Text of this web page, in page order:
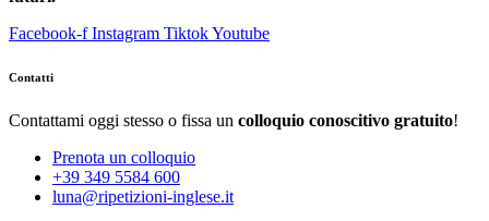
Facebook-f Instagram TiktokYoutube
Contatti
Contattami oggi stesso o fissa un colloquio conoscitivo gratuito!
Prenota un colloquio
+39 349 5584 600
luna@ripetizioni-inglese.it